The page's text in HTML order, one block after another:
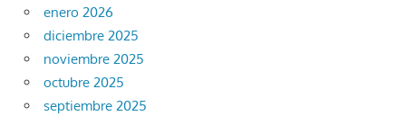
enero 2026
diciembre 2025
noviembre 2025
octubre 2025
septiembre 2025